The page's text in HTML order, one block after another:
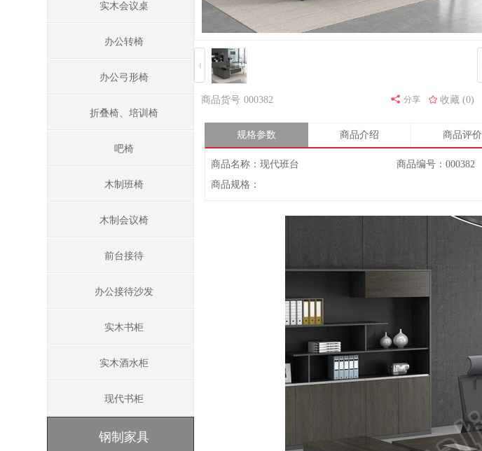
实木会议桌
办公转椅
办公弓形椅
折叠椅、培训椅
吧椅
木制班椅
木制会议椅
前台接待
办公接待沙发
实木书柜
实木酒水柜
现代书柜
钢制家具
商品货号 000382 收藏 (0)
分享
规格参数 商品介绍 商品评价
商品名称：现代班台 商品编号：000382
商品规格：